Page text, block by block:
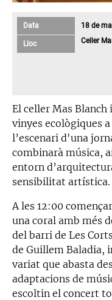
Data 18 de
Lloc Celler
El celler Mas
vinyes ecològiques
l’escenari d'una
combinarà música,
entorn
sensibilitat artística.
A les 12:00
una coral amb més
del barri de Les
de Guillem Baladia,
variat que abasta
adaptacions de
escoltin el concert